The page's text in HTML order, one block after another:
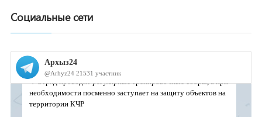
Социальные сети